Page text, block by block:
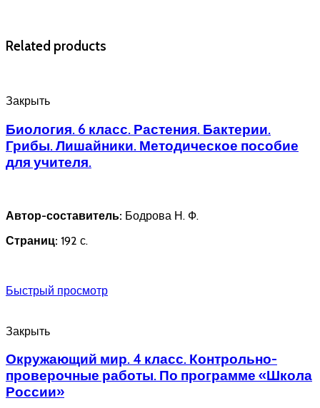
Related products
Закрыть
Биология. 6 класс. Растения. Бактерии.
Грибы. Лишайники. Методическое пособие
для учителя.
Автор-составитель: Бодрова Н. Ф.
Страниц: 192 с.
Быстрый просмотр
Закрыть
Окружающий мир. 4 класс. Контрольно-
проверочные работы. По программе «Школа
России»